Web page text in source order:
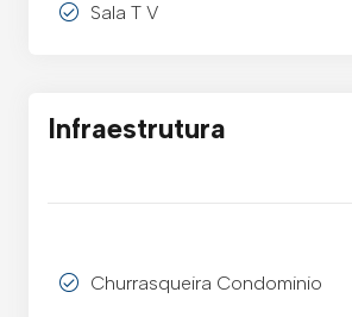
Sala T V
Infraestrutura
Churrasqueira Condominio